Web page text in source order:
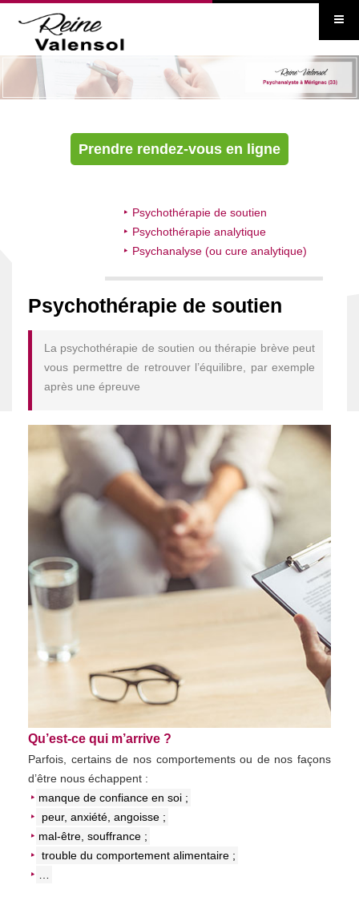
Prendre rendez-vous en ligne
Psychothérapie de soutien
Psychothérapie analytique
Psychanalyse (ou cure analytique)
Psychothérapie de soutien
La psychothérapie de soutien ou thérapie brève peut
vous permettre de retrouver l’équilibre, par exemple
après une épreuve
Qu’est-ce qui m’arrive ?
Parfois, certains de nos comportements ou de nos façons
d’être nous échappent :
manque de confiance en soi ;
peur, anxiété, angoisse ;
mal-être, souffrance ;
trouble du comportement alimentaire ;